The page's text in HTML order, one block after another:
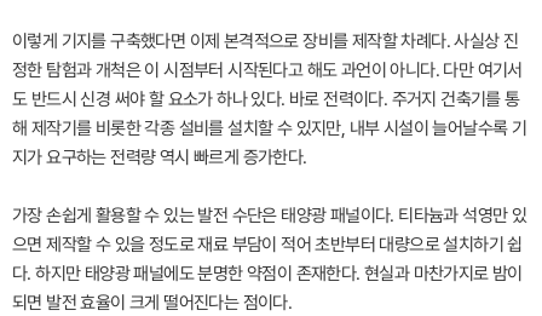
이렇게 기지를 구축했다면 이제 본격적으로 장비를 제작할 차례다. 사실상 진
정한 탐험과 개척은 이 시점부터 시작된다고 해도 과언이 아니다. 다만 여기서
도 반드시 신경 써야 할 요소가 하나 있다. 바로 전력이다. 주거지 건축기를 통
해 제작기를 비롯한 각종 설비를 설치할 수 있지만, 내부 시설이 늘어날수록 기
지가 요구하는 전력량 역시 빠르게 증가한다.
가장 손쉽게 활용할 수 있는 발전 수단은 태양광 패널이다. 티타늄과 석영만 있
으면 제작할 수 있을 정도로 재료 부담이 적어 초반부터 대량으로 설치하기 쉽
다. 하지만 태양광 패널에도 분명한 약점이 존재한다. 현실과 마찬가지로 밤이
되면 발전 효율이 크게 떨어진다는 점이다.